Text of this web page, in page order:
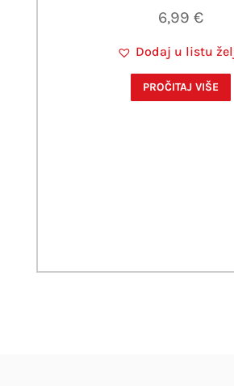
6,99 €
Dodaj u listu
PROČITAJ VIŠE